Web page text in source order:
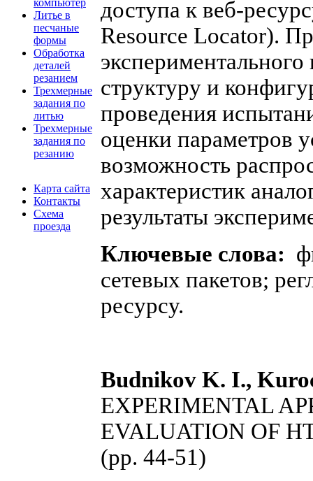
компьютер
Литье в
песчаные
формы
Обработка
деталей
резанием
Трехмерные
задания по
литью
Трехмерные
задания по
резанию
Карта сайта
Контакты
Схема
проезда
доступа к веб-
Resource Locator).
структуру и
проведения
оценки параметров
возможность
характеристик
результаты
Ключевые слова:
сетевых пакетов;
ресурсу.
Budnikov K. I.,
EXPERIMENTAL
EVALUATION OF
(pp. 44-51)